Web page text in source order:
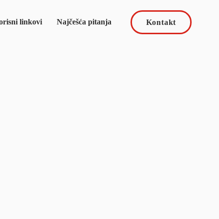
linkovi Najčešća pitanja Kontakt